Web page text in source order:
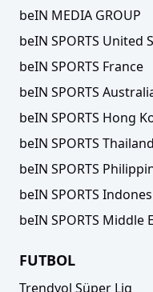
beIN MEDIA GROUP
beIN SPORTS United
beIN SPORTS France
beIN SPORTS
beIN SPORTS Hong
beIN SPORTS Thailand
beIN SPORTS
beIN SPORTS
beIN SPORTS Middle
FUTBOL
Trendyol Süper Lig